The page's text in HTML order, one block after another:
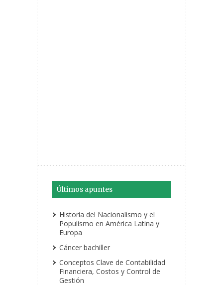
Últimos apuntes
Historia del Nacionalismo y el
Populismo en América Latina y
Europa
Cáncer bachiller
Conceptos Clave de Contabilidad
Financiera, Costos y Control de
Gestión